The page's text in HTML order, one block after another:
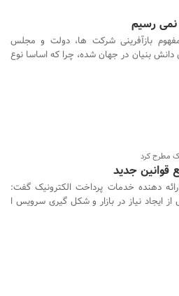
بازآفرینی شرکت ها، دولت و مجلس
بنیان در جهان شده، چرا که اساسا نوع
مطرح کرد
قوانین جدید
دهنده خدمات پرداخت الکترونیک گفت:
از ایجاد نیاز در بازار و شکل گیری سرویس ا